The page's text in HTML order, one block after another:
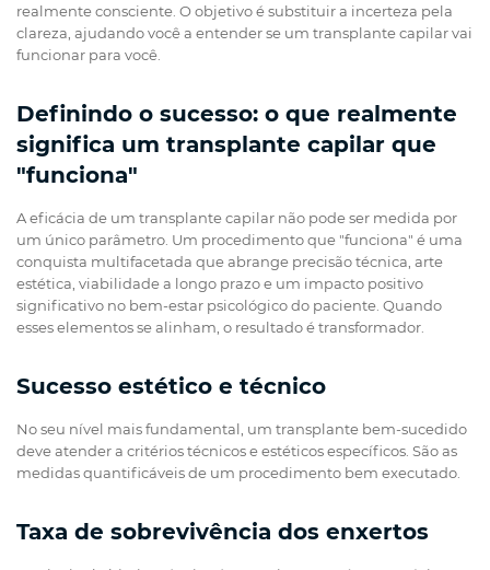
realmente consciente. O objetivo é substituir a incerteza pela
clareza, ajudando você a entender se um transplante capilar vai
funcionar para você
Definindo o sucesso: o que realmente
significa um transplante capilar que
"funciona"
A eficácia de um transplante capilar não pode ser medida por
um único parâmetro. Um procedimento que "funciona" é uma
conquista multifacetada que abrange precisão técnica, arte
estética, viabilidade a longo prazo e um impacto positivo
significativo no bem-estar psicológico do paciente. Quando
esses elementos se alinham, o resultado é transformador.
Sucesso estético e técnico
No seu nível mais fundamental, um transplante bem-sucedido
deve atender a critérios técnicos e estéticos específicos. São as
medidas quantificáveis de um procedimento bem executado.
Taxa de sobrevivência dos enxertos